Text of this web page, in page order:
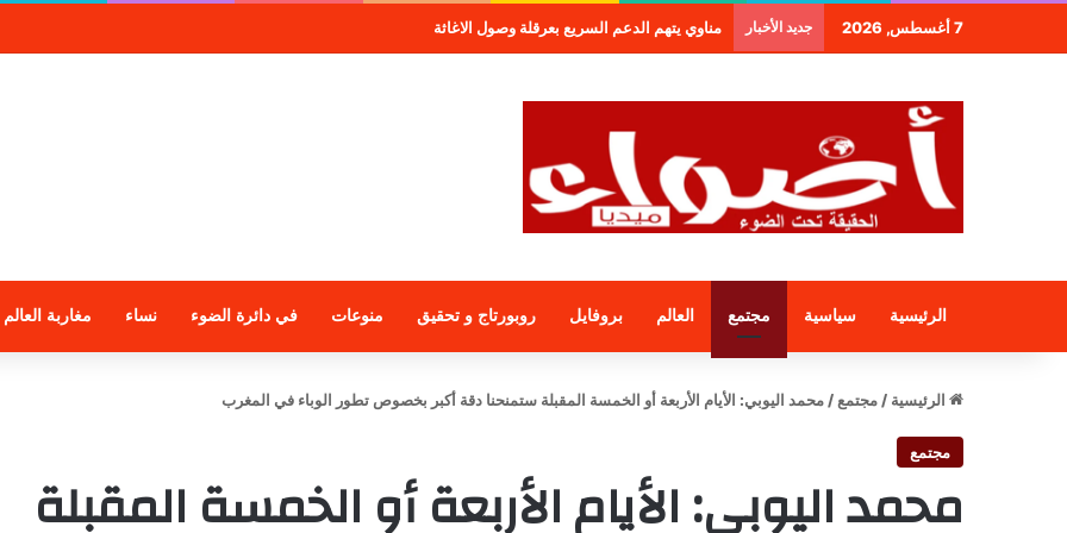
7 أغسطس, 2026 جديد الأخبار مناوي يتهم الدعم السريع بعرقلة وصول الاغاثة
الرئيسية سياسية مجتمع العالم بروفايل روبورتاج و تحقيق منوعات في دائرة الضوء نساء مغاربة العالم
الرئيسية / مجتمع / محمد اليوبي: الأيام الأربعة أو الخمسة المقبلة ستمنحنا دقة أكبر بخصوص تطور الوباء في المغرب
مجتمع
محمد اليوبي: الأيام الأربعة أو الخمسة المقبلة